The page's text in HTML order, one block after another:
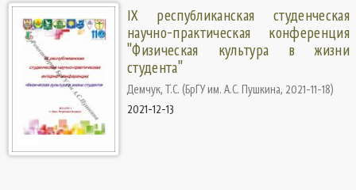
IX республиканская студенческая
научно-практическая конференция
"Физическая культура в жизни
студента"
Демчук, Т.С. (БрГУ им. А.С. Пушкина, 2021-11-18)
2021-12-13